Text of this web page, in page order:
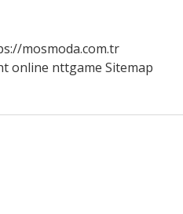
mosmoda.com.tr
online nttgame Sitemap